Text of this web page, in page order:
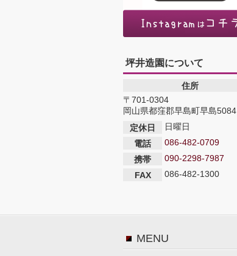
坪井造園について
住所
〒701-0304
岡山県都窪郡早島町早島5084
定休日
日曜日
電話
086-482-0709
携帯
090-2298-7987
FAX
086-482-1300
MENU